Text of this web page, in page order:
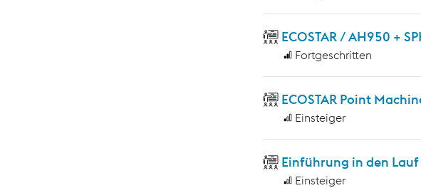
ECOSTAR / AH950 +
Fortgeschritten
ECOSTAR Point
Einsteiger
Einführung in den
Einsteiger